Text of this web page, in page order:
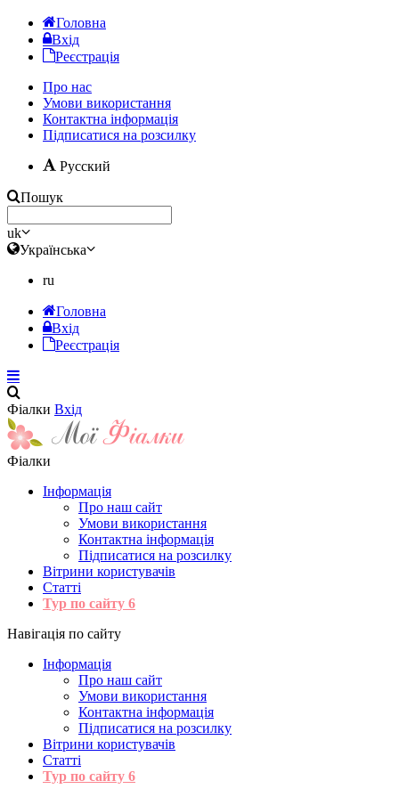
Головна
Вхід
Реєстрація
Про нас
Умови використання
Контактна інформація
Підписатися на розсилку
Русский
Пошук
uk
Українська
ru
Головна
Вхід
Реєстрація
Фіалки Вхід
Фіалки
Інформація
Про наш сайт
Умови використання
Контактна інформація
Підписатися на розсилку
Вітрини користувачів
Статті
Тур по сайту 6
Навігація по сайту
Інформація
Про наш сайт
Умови використання
Контактна інформація
Підписатися на розсилку
Вітрини користувачів
Статті
Тур по сайту 6